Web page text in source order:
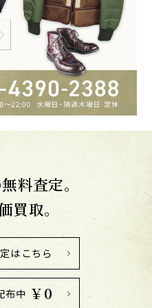
料査定。
買取。
はこちら
布中 ￥0